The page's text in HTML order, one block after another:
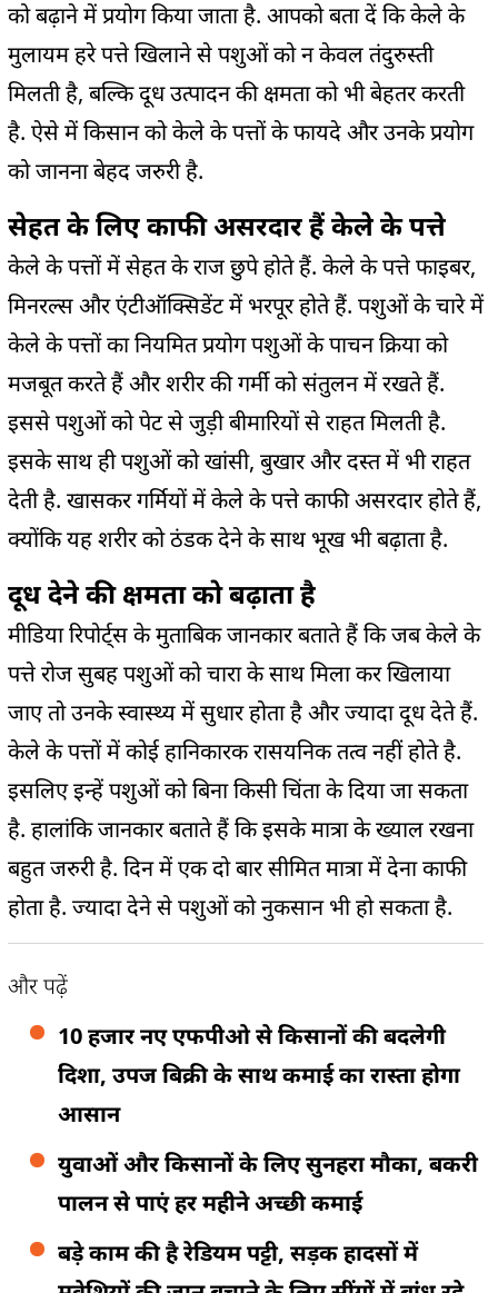
को बढ़ाने में प्रयोग किया जाता है. आपको बता दें कि केले के
मुलायम हरे पत्ते खिलाने से पशुओं को न केवल तंदुरुस्ती
मिलती है, बल्कि दूध उत्पादन की क्षमता को भी बेहतर करती
है. ऐसे में किसान को केले के पत्तों के फायदे और उनके प्रयोग
को जानना बेहद जरुरी है.
सेहत के लिए काफी असरदार हैं केले के पत्ते
केले के पत्तों में सेहत के राज छुपे होते हैं. केले के पत्ते फाइबर,
मिनरल्स और एंटीऑक्सिडेंट में भरपूर होते हैं. पशुओं के चारे में
केले के पत्तों का नियमित प्रयोग पशुओं के पाचन क्रिया को
मजबूत करते हैं और शरीर की गर्मी को संतुलन में रखते हैं.
इससे पशुओं को पेट से जुड़ी बीमारियों से राहत मिलती है.
इसके साथ ही पशुओं को खांसी, बुखार और दस्त में भी राहत
देती है. खासकर गर्मियों में केले के पत्ते काफी असरदार होते हैं,
क्योंकि यह शरीर को ठंडक देने के साथ भूख भी बढ़ाता है.
दूध देने की क्षमता को बढ़ाता है
मीडिया रिपोर्ट्स के मुताबिक जानकार बताते हैं कि जब केले के
पत्ते रोज सुबह पशुओं को चारा के साथ मिला कर खिलाया
जाए तो उनके स्वास्थ्य में सुधार होता है और ज्यादा दूध देते हैं.
केले के पत्तों में कोई हानिकारक रासयनिक तत्व नहीं होते है.
इसलिए इन्हें पशुओं को बिना किसी चिंता के दिया जा सकता
है. हालांकि जानकार बताते हैं कि इसके मात्रा के ख्याल रखना
बहुत जरुरी है. दिन में एक दो बार सीमित मात्रा में देना काफी
होता है. ज्यादा देने से पशुओं को नुकसान भी हो सकता है.
और पढ़ें
10 हजार नए एफपीओ से किसानों की बदलेगी
दिशा, उपज बिक्री के साथ कमाई का रास्ता होगा
आसान
युवाओं और किसानों के लिए सुनहरा मौका, बकरी
पालन से पाएं हर महीने अच्छी कमाई
बड़े काम की है रेडियम पट्टी, सड़क हादसों में